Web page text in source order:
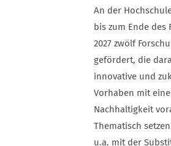
An der
bis zum Ende des
2027 zwölf
gefördert, die
innovative und
Vorhaben mit
Nachhaltigkeit
Thematisch
u.a. mit der